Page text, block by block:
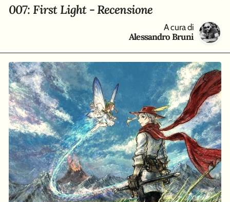
007: First Light - Recensione
A cura di
Alessandro Bruni